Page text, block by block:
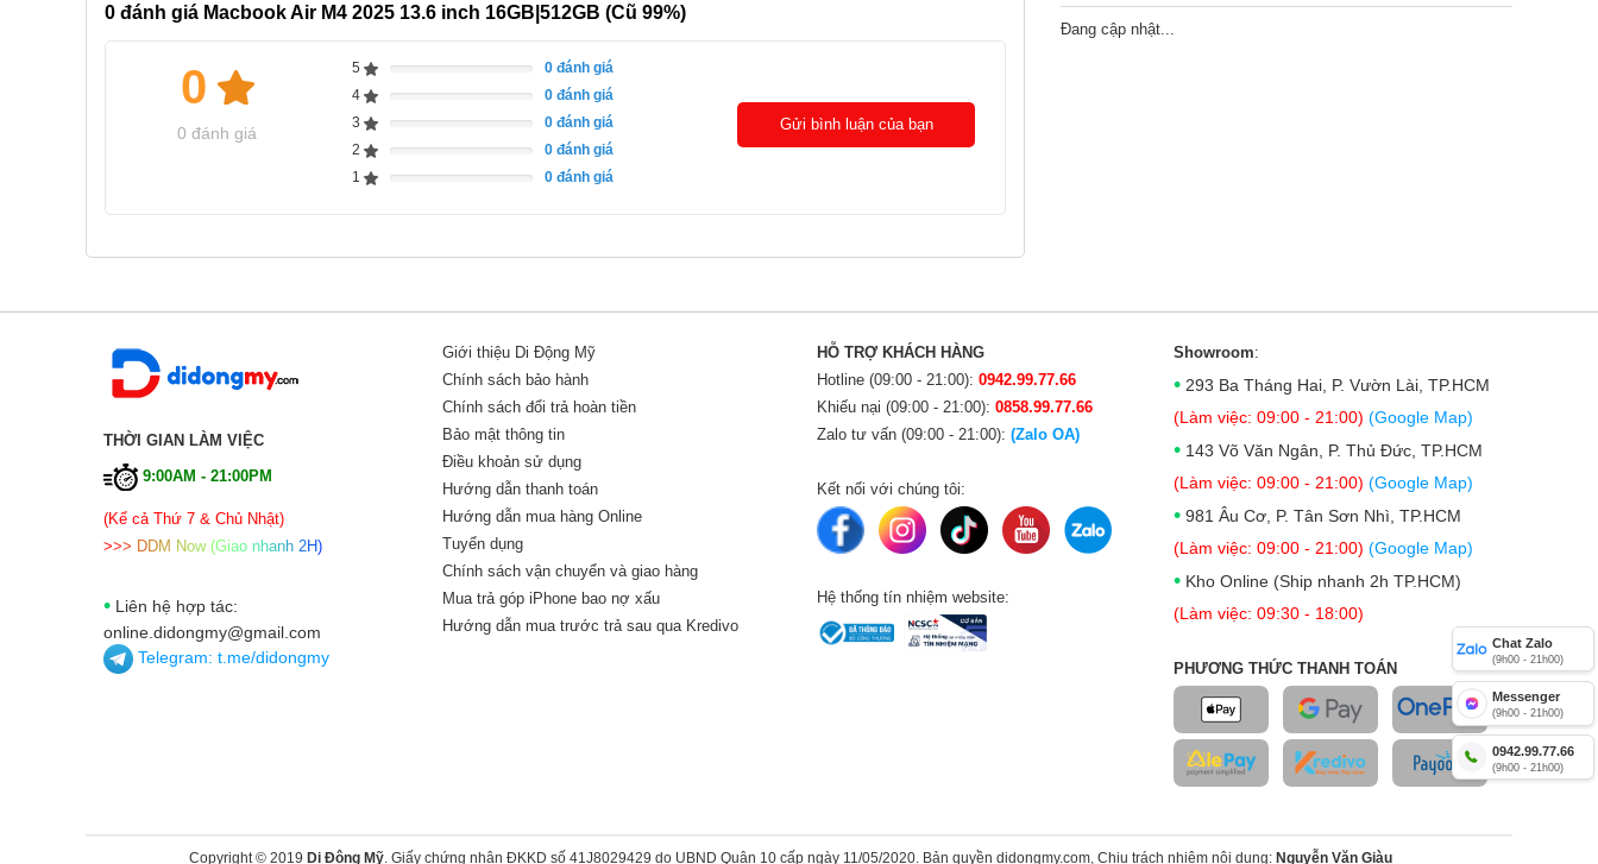
0 đánh giá Macbook Air M4 2025 13.6 inch 16GB|512GB (Cũ 99%)
0
0 đánh giá
5 0đánh giá
4
0đánh giá
3
0đánh giá
2
0đánh giá
1
0đánh giá
Gửi bình luận của bạn
Đang cập nhật...
THỜI GIAN LÀM VIỆC
9:00AM - 21:00PM
(Kể cả Thứ 7 & Chủ Nhật)
>>> DDM Now (Giao nhanh 2H)
• Liên hệ hợp tác:
online.didongmy@gmail.com
Telegram: t.me/didongmy
Giới thiệu Di Động Mỹ
Chính sách bảo hành
Chính sách đổi trả hoàn tiền
Bảo mật thông tin
Điều khoản sử dụng
Hướng dẫn thanh toán
Hướng dẫn mua hàng Online
Tuyển dụng
Chính sách vận chuyển và giao hàng
Mua trả góp iPhone bao nợ xấu
Hướng dẫn mua trước trả sau qua Kredivo
HỖ TRỢ KHÁCH HÀNG
Hotline (09:00 - 21:00): 0942.99.77.66
Khiếu nại (09:00 - 21:00): 0858.99.77.66
Zalo tư vấn (09:00 - 21:00): (Zalo OA)
Kết nối với chúng tôi:
Hệ thống tín nhiệm website:
Showroom:
• 293 Ba Tháng Hai, P. Vườn Lài, TP.HCM
(Làm việc: 09:00 - 21:00) (Google Map)
• 143 Võ Văn Ngân, P. Thủ Đức, TP.HCM
(Làm việc: 09:00 - 21:00) (Google Map)
• 981 Âu Cơ, P. Tân Sơn Nhì, TP.HCM
(Làm việc: 09:00 - 21:00) (Google Map)
• Kho Online (Ship nhanh 2h TP.HCM)
(Làm việc: 09:30 - 18:00)
PHƯƠNG THỨC THANH TOÁN
Copyright © 2019 Di Động Mỹ. Giấy chứng nhận ĐKKD số 41J8029429 do UBND Quận 10 cấp ngày 11/05/2020. Bản quyền didongmy.com, Chịu trách nhiệm nội dung: Nguyễn Văn Giàu
Chat Zalo
(9h00 - 21h00)
Messenger
(9h00 - 21h00)
0942.99.77.66
(9h00 - 21h00)